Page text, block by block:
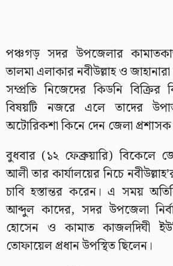
পঞ্চগড় সদর উপজেলার
তালমা এলাকার নবীউল্লাহ ও
সম্প্রতি নিজেদের কিডনি বিক্রির
বিষয়টি নজরে এলে তাদের
অটোরিকশা কিনে দেন জেলা
বুধবার (১২ ফেব্রুয়ারি) বিকেলে
আলী তার কার্যালয়ের নিচে
চাবি হস্তান্তর করেন। এ সময়
আব্দুল কাদের, সদর উপজেলা
হোসেন ও কামাত কাজলদিঘী
তোফায়েল প্রধান উপস্থিত ছিলেন।